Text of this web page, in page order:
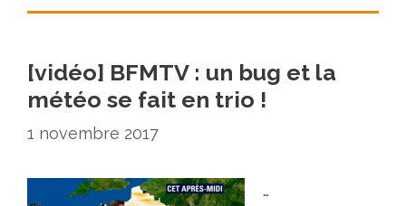
[vidéo] BFMTV : un bug et la
météo se fait en trio !
1 novembre 2017
…